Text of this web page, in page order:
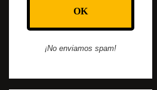
¡No enviamos spam!